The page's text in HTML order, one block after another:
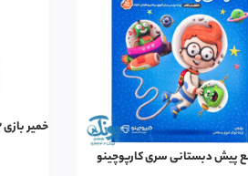
پیش دبستانی سری کارپوچینو
خمیر بازی ۱۲ رنگ ابزاردار آریا